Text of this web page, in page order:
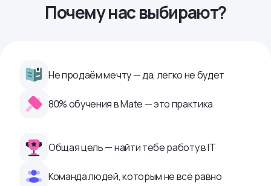
Почему нас выбирают?
Не продаём мечту — да, легко не будет
80% обучения в Mate — это практика
Общая цель — найти тебе работу в IТ
Команда людей, которым не всё равно